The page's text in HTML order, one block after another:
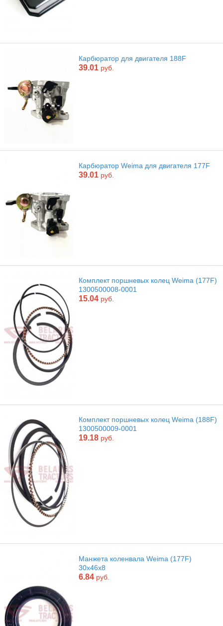
Карбюратор для двигателя 188F
39.01 руб.
Карбюратор Weima для двигателя 177F
39.01 руб.
Комплект поршневых колец Weima (177F)
1300500008-0001
15.04 руб.
Комплект поршневых колец Weima (188F)
1300500009-0001
19.18 руб.
Манжета коленвала Weima (177F)
30х46х8
6.84 руб.